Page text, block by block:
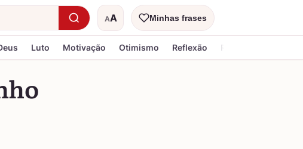
AA
Tamanho do textoMinhas frases
Luto Motivação Otimismo Reflexão Religiosa